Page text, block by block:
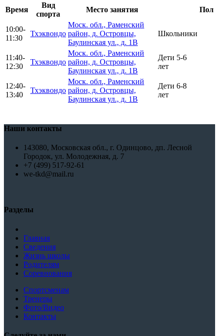
Время
Вид
спорта
Место занятия Пол
10:00-
11:30
Тхэквондо
Моск. обл., Раменский
район, д. Островцы,
Баулинская ул., д. 1В
Школьники
11:40-
12:30
Тхэквондо
Моск. обл., Раменский
район, д. Островцы,
Баулинская ул., д. 1В
Дети 5-6
лет
12:40-
13:40
Тхэквондо
Моск. обл., Раменский
район, д. Островцы,
Баулинская ул., д. 1В
Дети 6-8
лет
Наши контакты
143080, Московская обл., г. Одинцово, дп. Лесной
Городок, ул. Молодежная, д. 7
+7 (499) 517-92-61
we-tkd@mail.ru
Разделы
Главная
Сведения
Жизнь школы
Родителям
Соревнования
Спортсменам
Тренеры
Фото/Видео
Контакты